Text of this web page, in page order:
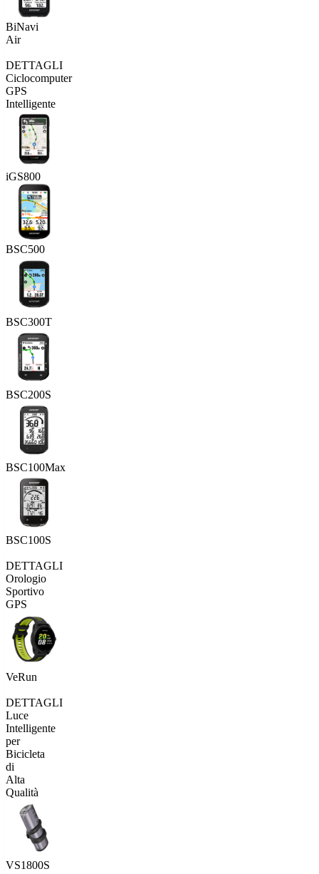
BiNavi
Air
DETTAGLI
Ciclocomputer
GPS
Intelligente
iGS800
BSC500
BSC300T
BSC200S
BSC100Max
BSC100S
DETTAGLI
Orologio
Sportivo
GPS
VeRun
DETTAGLI
Luce
Intelligente
per
Bicicleta
di
Alta
Qualità
VS1800S